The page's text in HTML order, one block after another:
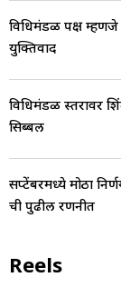
विधिमंडळ पक्ष म्हणजे
युक्तिवाद
विधिमंडळ स्तरावर
सिब्बल
सप्टेंबरमध्ये मोठा
ची पुढील रणनीत
Reels